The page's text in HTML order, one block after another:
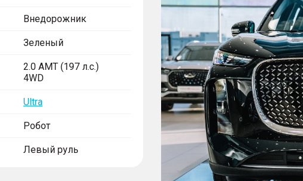
Внедорожник
Зеленый
2.0 AMT (197 л.с.)
4WD
Ultra
Робот
Левый руль